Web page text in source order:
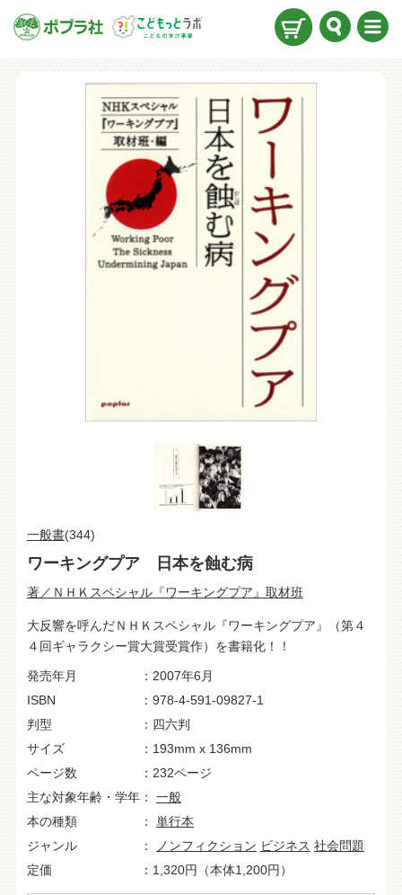
一般書(344)
ワーキングプア 日本を蝕む病
著／ＮＨＫスペシャル『ワーキングプア』取材班
大反響を呼んだＮＨＫスペシャル『ワーキングプア』（第４
４回ギャラクシー賞大賞受賞作）を書籍化！！
発売年月
2007年6月
ISBN
978-4-591-09827-1
判型
四六判
サイズ
193mm x 136mm
ページ数
232ページ
主な対象年齢・学年
一般
本の種類
単行本
ジャンル
ノンフィクション ビジネス 社会問題
定価
1,320円（本体1,200円）